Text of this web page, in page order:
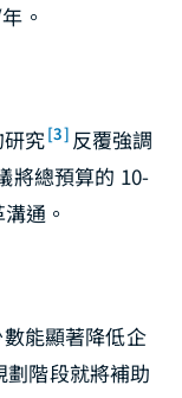
。
究[3] 反覆強調
將總預算的 10-
通。
能顯著降低企
劃階段就將補助